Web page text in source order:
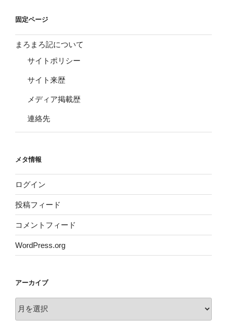
固定ページ
まろまろ記について
サイトポリシー
サイト来歴
メディア掲載歴
連絡先
メタ情報
ログイン
投稿フィード
コメントフィード
WordPress.org
アーカイブ
ー